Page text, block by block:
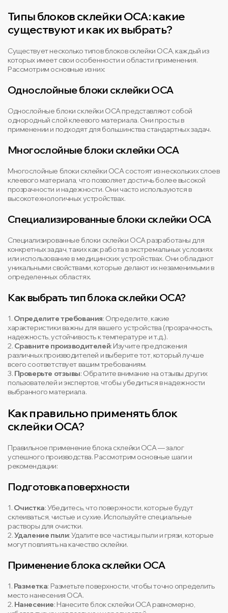
Типы блоков склейки OCA: какие
существуют и как их выбрать?
Существует несколько типов блоков склейки OCA, каждый из
которых имеет свои особенности и области применения.
Рассмотрим основные из них:
Однослойные блоки склейки OCA
Однослойные блоки склейки OCA представляют собой
однородный слой клеевого материала. Они просты в
применении и подходят для большинства стандартных задач.
Многослойные блоки склейки OCA
Многослойные блоки склейки OCA состоят из нескольких слоев
клеевого материала, что позволяет достичь более высокой
прозрачности и надежности. Они часто используются в
высокотехнологичных устройствах.
Специализированные блоки склейки OCA
Специализированные блоки склейки OCA разработаны для
конкретных задач, таких как работа в экстремальных условиях
или использование в медицинских устройствах. Они обладают
уникальными свойствами, которые делают их незаменимыми в
определенных областях.
Как выбрать тип блока склейки OCA?
1. Определите требования: Определите, какие
характеристики важны для вашего устройства (прозрачность,
надежность, устойчивость к температуре и т.д.).
2. Сравните производителей: Изучите предложения
различных производителей и выберите тот, который лучше
всего соответствует вашим требованиям.
3. Проверьте отзывы: Обратите внимание на отзывы других
пользователей и экспертов, чтобы убедиться в надежности
выбранного материала.
Как правильно применять блок
склейки OCA?
Правильное применение блока склейки OCA — залог
успешного производства. Рассмотрим основные шаги и
рекомендации:
Подготовка поверхности
1. Очистка: Убедитесь, что поверхности, которые будут
склеиваться, чистые и сухие. Используйте специальные
растворы для очистки.
2.Удаление пыли: Удалите все частицы пыли и грязи, которые
могут повлиять на качество склейки.
Применение блока склейки OCA
1. Разметка: Разметьте поверхности, чтобы точно определить
место нанесения OCA.
2. Нанесение: Нанесите блок склейки OCA равномерно,